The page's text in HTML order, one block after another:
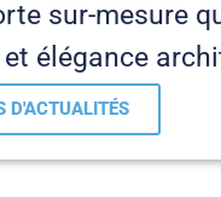
sur-mesure
et élégance
D'ACTUALITÉS